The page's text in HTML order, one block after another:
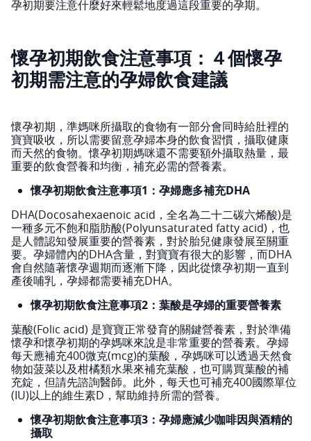
孕初期要注意什麼好來輕鬆地度過這段重要的孕期。
懷孕初期飲食注意事項：４個懷孕
初期需注意的孕婦飲食建議
懷孕初期，準媽咪所攝取的食物有一部分會同時給肚裡的
寶寶吸收，所以需要留意孕婦本身的飲食習慣，攝取健康
而天然的食物。懷孕初期媽咪還不需要額外攝取熱量，最
重要的飲食營養和均衡，補充必需的營養素。
懷孕初期飲食注意事項1：孕婦應多補充DHA
DHA(Docosahexaenoic acid，全名為二十二碳六烯酸)是
一種多元不飽和脂肪酸(Polyunsaturated fatty acid)，也
是人體認知發展重要的營養素，對於胎兒健康發展至關重
要。孕婦體內的DHA含量，對寶寶有很大的影響，而DHA
會自然隨著懷孕週期而逐漸下降，因此從懷孕初期一直到
產後哺乳，孕婦都需要補充DHA。
懷孕初期飲食注意事項2：葉酸是孕婦的重要營養素
葉酸(Folic acid) 是寶寶正常發育的關鍵營養素，對於準備
懷孕和懷孕初期的孕媽咪來說是非常重要的營養素。孕婦
每天應補充400微克(mcg)的葉酸，孕媽咪可以透過天然食
物如菠菜以及柑橘類水果來補充葉酸，也可購買葉酸的補
充錠，但請先諮詢醫師。此外，每天也可補充400國際單位
(IU)以上的維生素D，幫助維持所需的營養。
懷孕初期飲食注意事項3：孕婦應減少咖啡因與酒精的
攝取